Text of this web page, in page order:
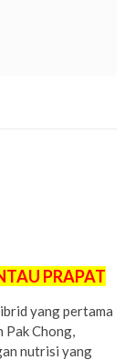
PRAPAT
yang pertama
Pak Chong,
nutrisi yang